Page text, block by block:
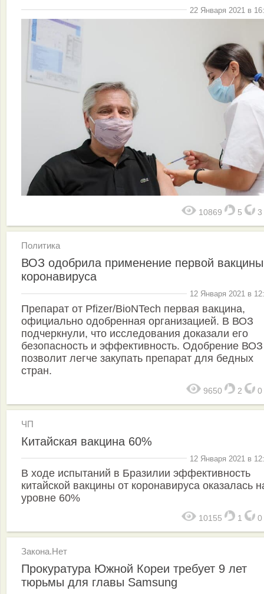
22 Января 2021 в
10869 5 3
Политика
ВОЗ одобрила применение первой
коронавируса
12 Января 2021 в
Препарат от Pfizer/BioNTech первая вакцина,
официально одобренная организацией. В ВОЗ
подчеркнули, что исследования доказали его
безопасность и эффективность. Одобрение ВОЗ
позволит легче закупать препарат для бедных
стран.
9650 2 0
ЧП
Китайская вакцина 60%
12 Января 2021 в
В ходе испытаний в Бразилии эффективность
китайской вакцины от коронавируса оказалась
уровне 60%
10155 1 0
Закона.Нет
Прокуратура Южной Кореи требует 9 лет
тюрьмы для главы Samsung